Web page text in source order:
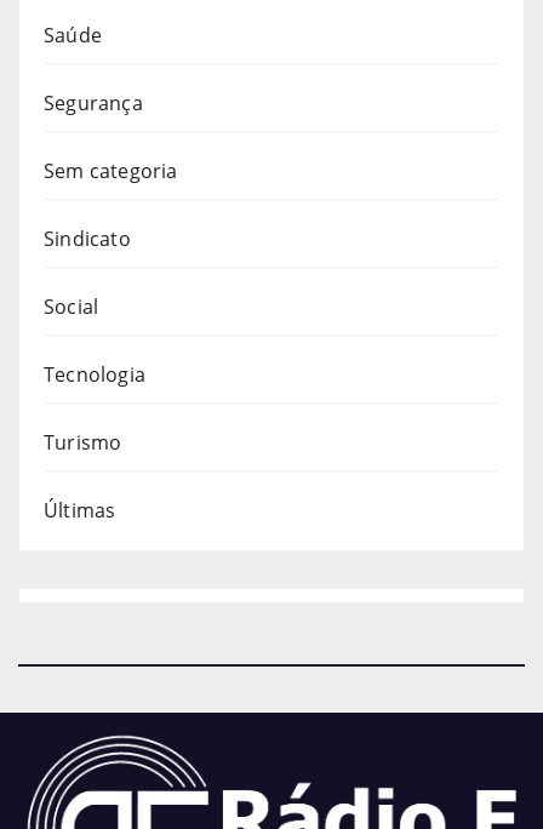
Saúde
Segurança
Sem categoria
Sindicato
Social
Tecnologia
Turismo
Últimas